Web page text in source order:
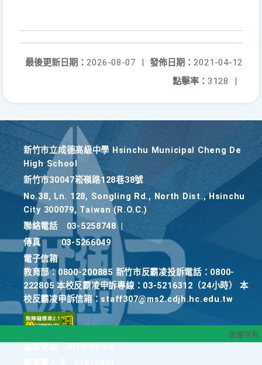
發佈日期： 2021-04-12
最後更新日期： 2026-08-07
|
點擊率： 3128 |
新竹巿立成德高級中學 Hsinchu Municipal Cheng De
High School
新竹巿30047崧嶺路128巷38號
No.38, Ln. 128, Songling Rd., North Dist., Hsinchu
City 300079, Taiwan (R.O.C.)
聯絡電話
03-5258748
傳真
03-5266049
電子信箱
教育部：0800-200885 新竹市反霸凌投訴電話：0800-
222805 本校反霸凌申訴專線：03-5216312（24小時） 本
校反霸凌申訴信箱：staff307@ms2.cdjh.hc.edu.tw
版權所有